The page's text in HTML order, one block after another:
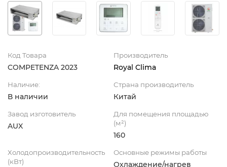
Код Товара
COMPETENZA 2023
Производитель
Royal Clima
Наличие:
В наличии
Страна производитель
Китай
Завод изготовитель
AUX
Для помещения площадью
(м²)
160
Холодопроизводительность
(кВт)
Основные режимы работы
Охлаждение/нагрев